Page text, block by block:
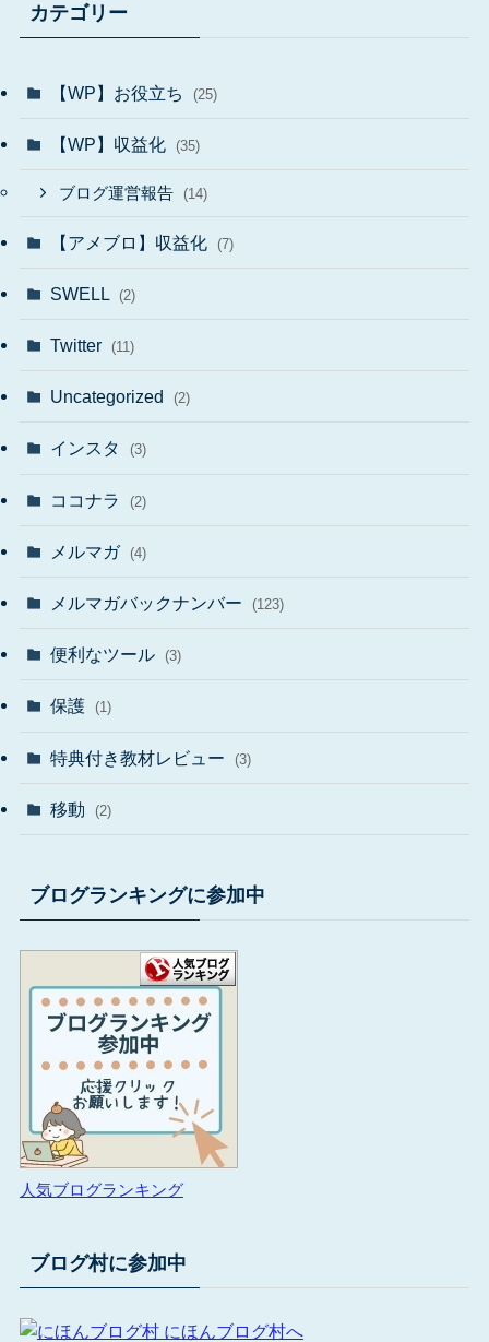
カテゴリー
【WP】お役立ち (25)
【WP】収益化 (35)
ブログ運営報告 (14)
【アメブロ】収益化 (7)
SWELL (2)
Twitter (11)
Uncategorized (2)
インスタ (3)
ココナラ (2)
メルマガ (4)
メルマガバックナンバー (123)
便利なツール (3)
保護 (1)
特典付き教材レビュー (3)
移動 (2)
ブログランキングに参加中
人気ブログランキング
ブログ村に参加中